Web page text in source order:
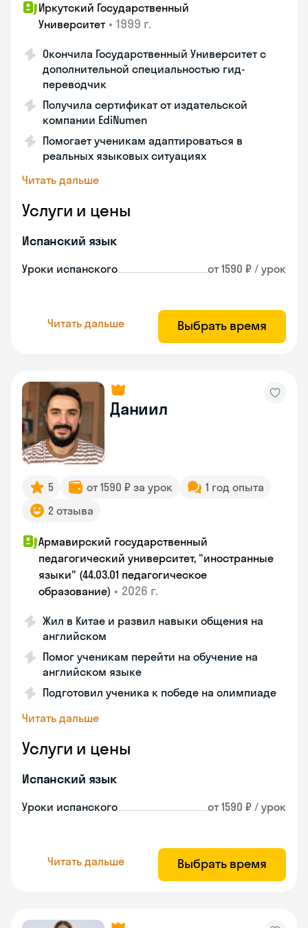
Иркутский Государственный
Университет • 1999 г.
Окончила Государственный Университет с
дополнительной специальностью гид-
переводчик
Получила сертификат от издательской
компании EdiNumen
Помогает ученикам адаптироваться в
реальных языковых ситуациях
Читать дальше
Услуги и цены
Испанский язык
Уроки испанского от 1590 ₽ / урок
Читать дальше Выбрать время
Даниил
5 от 1590 ₽ за урок
1 год опыта
2 отзыва
Армавирский государственный
педагогический университет, "иностранные
языки" (44.03.01 педагогическое
образование) • 2026 г.
Жил в Китае и развил навыки общения на
английском
Помог ученикам перейти на обучение на
английском языке
Подготовил ученика к победе на олимпиаде
Читать дальше
Услуги и цены
Испанский язык
Уроки испанского от 1590 ₽ / урок
Читать дальше Выбрать время